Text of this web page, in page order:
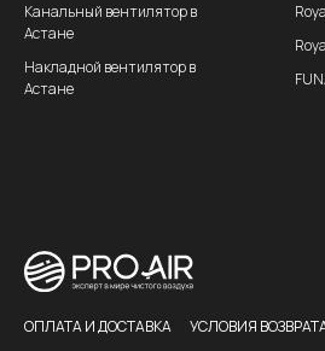
Канальный вентилятор в
Астане
Накладной вентилятор в
Астане
ОПЛАТА И ДОСТАВКА
УСЛОВИЯ